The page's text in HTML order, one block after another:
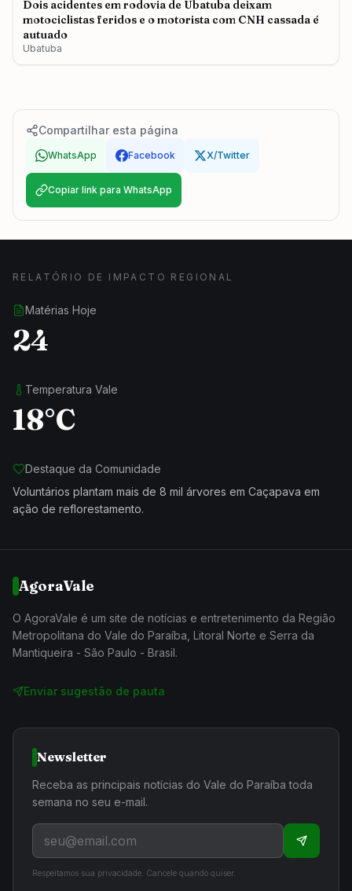
Dois acidentes em rodovia de Ubatuba deixam
motociclistas feridos e o motorista com CNH cassada é
autuado
Ubatuba
Compartilhar esta página
WhatsApp Facebook X/Twitter
Copiar link para WhatsApp
RELATÓRIO DE IMPACTO REGIONAL
Matérias Hoje
24
Temperatura Vale
18°C
Destaque da Comunidade
Voluntários plantam mais de 8 mil árvores em Caçapava em
ação de reflorestamento.
AgoraVale
O AgoraVale é um site de notícias e entretenimento da Região
Metropolitana do Vale do Paraíba, Litoral Norte e Serra da
Mantiqueira - São Paulo - Brasil.
Enviar sugestão de pauta
Newsletter
Receba as principais notícias do Vale do Paraíba toda
semana no seu e-mail.
Respeitamos sua privacidade. Cancele quando quiser.